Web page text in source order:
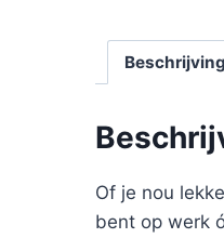
Beschrijving
Of je nou
bent op werk